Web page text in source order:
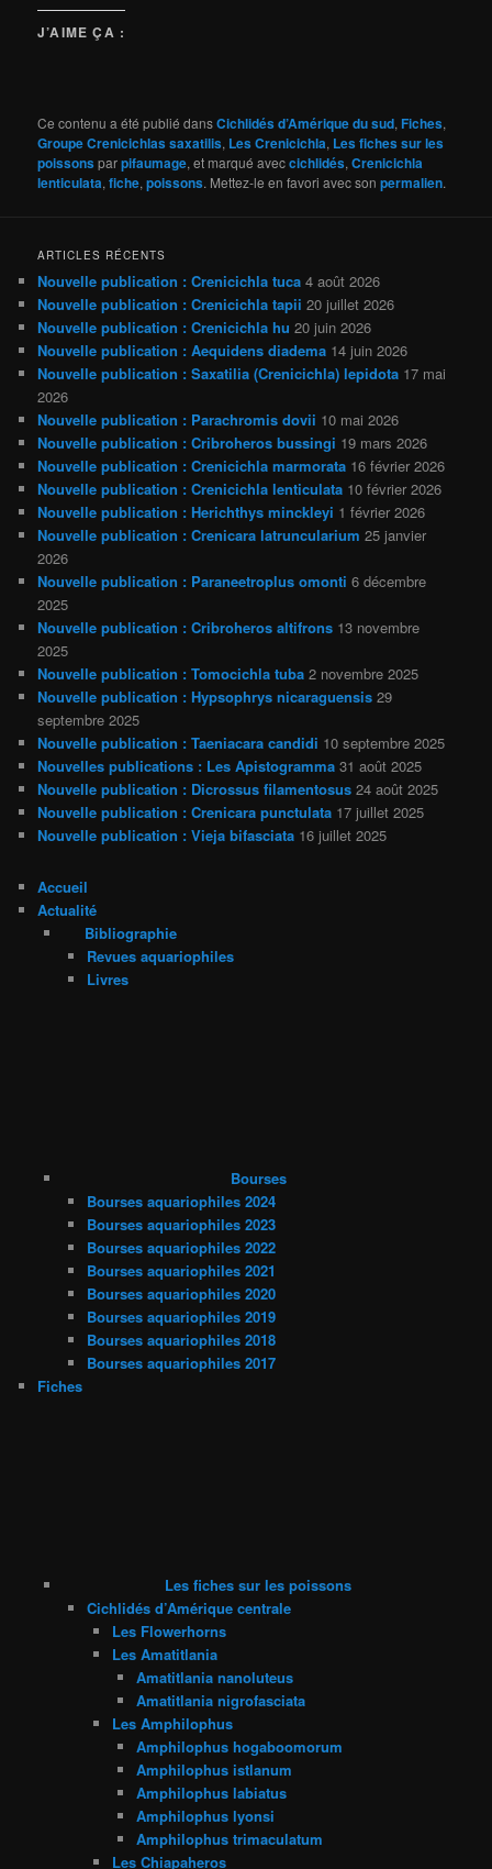
J’AIME ÇA :
Ce contenu a été publié dansCichlidés d’Amérique du sud,Fiches,
Groupe Crenicichlas saxatilis, Les Crenicichla, Les fiches sur les
poissonsparpifaumage, et marqué aveccichlidés,Crenicichla
lenticulata,fiche,poissons. Mettez-le en favori avec sonpermalien.
ARTICLES RÉCENTS
Nouvelle publication : Crenicichla tuca 4 août 2026
Nouvelle publication : Crenicichla tapii 20 juillet 2026
Nouvelle publication : Crenicichla hu 20 juin 2026
Nouvelle publication : Aequidens diadema 14 juin 2026
Nouvelle publication : Saxatilia (Crenicichla) lepidota 17 mai
2026
Nouvelle publication : Parachromis dovii 10 mai 2026
Nouvelle publication : Cribroheros bussingi 19 mars 2026
Nouvelle publication : Crenicichla marmorata 16 février 2026
Nouvelle publication : Crenicichla lenticulata 10 février 2026
Nouvelle publication : Herichthys minckleyi 1 février 2026
Nouvelle publication : Crenicara latruncularium 25 janvier
2026
Nouvelle publication : Paraneetroplus omonti 6 décembre
2025
Nouvelle publication : Cribroheros altifrons 13 novembre
2025
Nouvelle publication : Tomocichla tuba 2 novembre 2025
Nouvelle publication : Hypsophrys nicaraguensis 29
septembre 2025
Nouvelle publication : Taeniacara candidi 10 septembre 2025
Nouvelles publications : Les Apistogramma 31 août 2025
Nouvelle publication : Dicrossus filamentosus 24 août 2025
Nouvelle publication : Crenicara punctulata 17 juillet 2025
Nouvelle publication : Vieja bifasciata 16 juillet 2025
Accueil
Actualité
Bibliographie
Revues aquariophiles
Livres
Bourses
Bourses aquariophiles 2024
Bourses aquariophiles 2023
Bourses aquariophiles 2022
Bourses aquariophiles 2021
Bourses aquariophiles 2020
Bourses aquariophiles 2019
Bourses aquariophiles 2018
Bourses aquariophiles 2017
Fiches
Les fiches sur les poissons
Cichlidés d’Amérique centrale
Les Flowerhorns
Les Amatitlania
Amatitlania nanoluteus
Amatitlania nigrofasciata
Les Amphilophus
Amphilophus hogaboomorum
Amphilophus istlanum
Amphilophus labiatus
Amphilophus lyonsi
Amphilophus trimaculatum
Les Chiapaheros